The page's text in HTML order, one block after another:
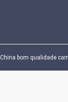
China bom qualidade